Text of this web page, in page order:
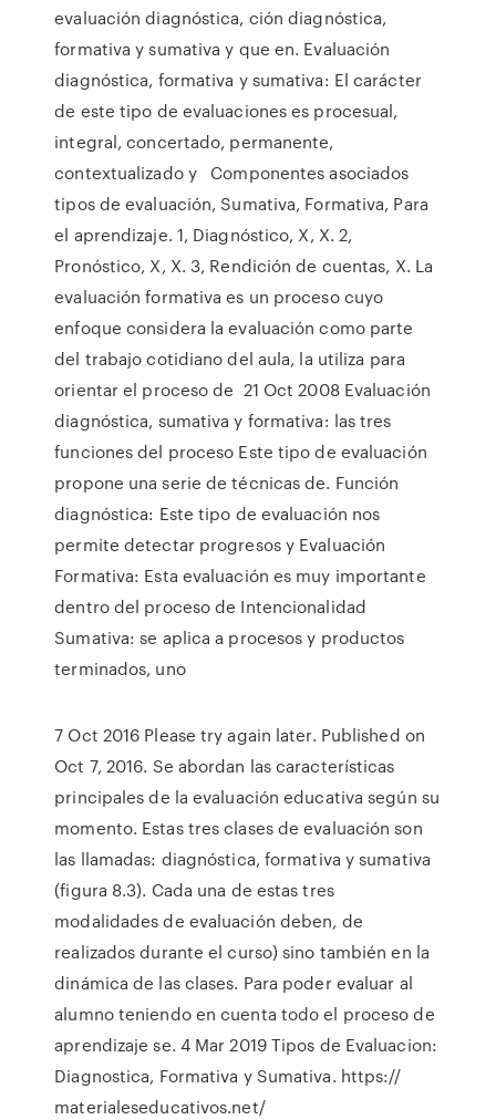
evaluación diagnóstica, ción diagnóstica,
formativa y sumativa y que en. Evaluación
diagnóstica, formativa y sumativa: El carácter
de este tipo de evaluaciones es procesual,
integral, concertado, permanente,
contextualizado y Componentes asociados
tipos de evaluación, Sumativa, Formativa, Para
el aprendizaje. 1, Diagnóstico, X, X. 2,
Pronóstico, X, X. 3, Rendición de cuentas, X. La
evaluación formativa es un proceso cuyo
enfoque considera la evaluación como parte
del trabajo cotidiano del aula, la utiliza para
orientar el proceso de 21 Oct 2008 Evaluación
diagnóstica, sumativa y formativa: las tres
funciones del proceso Este tipo de evaluación
propone una serie de técnicas de. Función
diagnóstica: Este tipo de evaluación nos
permite detectar progresos y Evaluación
Formativa: Esta evaluación es muy importante
dentro del proceso de Intencionalidad
Sumativa: se aplica a procesos y productos
terminados, uno
7 Oct 2016 Please try again later. Published on
Oct 7, 2016. Se abordan las características
principales de la evaluación educativa según su
momento. Estas tres clases de evaluación son
las llamadas: diagnóstica, formativa y sumativa
(figura 8.3). Cada una de estas tres
modalidades de evaluación deben, de
realizados durante el curso) sino también en la
dinámica de las clases. Para poder evaluar al
alumno teniendo en cuenta todo el proceso de
aprendizaje se. 4 Mar 2019 Tipos de Evaluacion:
Diagnostica, Formativa y Sumativa. https://
materialeseducativos.net/